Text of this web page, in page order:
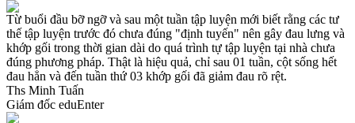
Từ buổi đầu bỡ ngỡ và sau một tuần tập luyện mới biết rằng các tư
thế tập luyện trước đó chưa đúng "định tuyến" nên gây đau lưng và
khớp gối trong thời gian dài do quá trình tự tập luyện tại nhà chưa
đúng phương pháp. Thật là hiệu quả, chỉ sau 01 tuần, cột sống hết
đau hẳn và đến tuần thứ 03 khớp gối đã giảm đau rõ rệt.
Ths Minh Tuấn
Giám đốc eduEnter